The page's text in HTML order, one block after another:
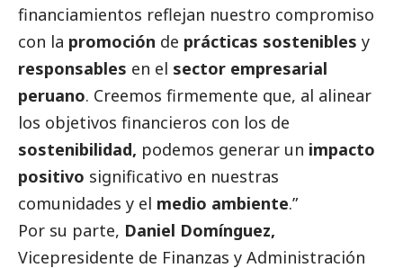
financiamientos reflejan nuestro compromiso
con la promoción de prácticas sostenibles y
responsables en el sector empresarial
peruano. Creemos firmemente que, al alinear
los objetivos financieros con los de
sostenibilidad, podemos generar un impacto
positivo significativo en nuestras
comunidades y el medio ambiente.”
Por su parte, Daniel Domínguez,
Vicepresidente de Finanzas y Administración